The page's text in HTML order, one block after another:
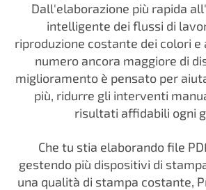
Dall'elaborazione più rapida
intelligente dei flussi di
riproduzione costante dei colori e
numero ancora maggiore di
miglioramento è pensato per
più, ridurre gli interventi
risultati affidabili ogni
Che tu stia elaborando file
gestendo più dispositivi di
una qualità di stampa costante,